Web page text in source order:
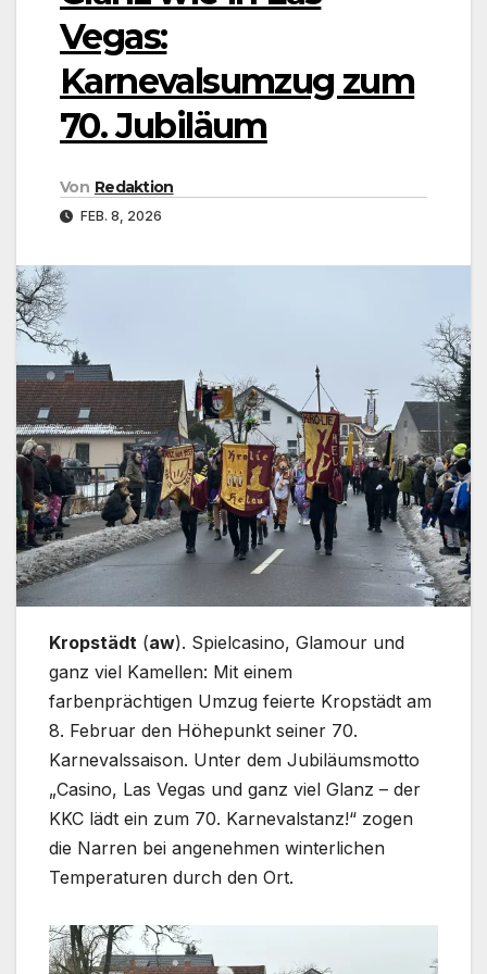
Vegas:
Karnevalsumzug zum
70. Jubiläum
Von Redaktion
FEB. 8, 2026
Kropstädt (aw). Spielcasino, Glamour und
ganz viel Kamellen: Mit einem
farbenprächtigen Umzug feierte Kropstädt am
8. Februar den Höhepunkt seiner 70.
Karnevalssaison. Unter dem Jubiläumsmotto
„Casino, Las Vegas und ganz viel Glanz – der
KKC lädt ein zum 70. Karnevalstanz!“ zogen
die Narren bei angenehmen winterlichen
Temperaturen durch den Ort.